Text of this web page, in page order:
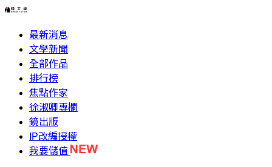
最新消息
文學新聞
全部作品
排行榜
焦點作家
徐淑卿專欄
鏡出版
IP改編授權
我要儲值